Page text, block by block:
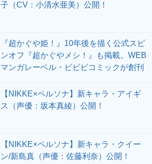
子（CV：小清水亜美）公開！
『超かぐや姫！』10年後を描く公式スピ
ンオフ『超かぐやメシ！』も掲載。WEB
マンガレーベル・ビビビコミックが創刊
【NIKKE×ペルソナ】新キャラ・アイギ
ス（声優：坂本真綾）公開！
【NIKKE×ペルソナ】新キャラ・クイー
ン/新島真（声優：佐藤利奈）公開！